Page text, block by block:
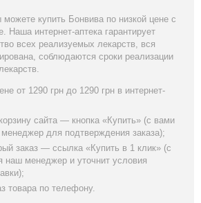
купить Бонвива по низкой цене с
Наша интернет-аптека гарантирует
всех реализуемых лекарств, вся
соблюдаются сроки реализации
от 1290 грн до 1290 грн в интернет-
сайта — кнопка «Купить» (с вами
для подтверждения заказа);
заказ — ссылка «Купить в 1 клик» (с
наш менеджер и уточнит условия
товара по телефону.